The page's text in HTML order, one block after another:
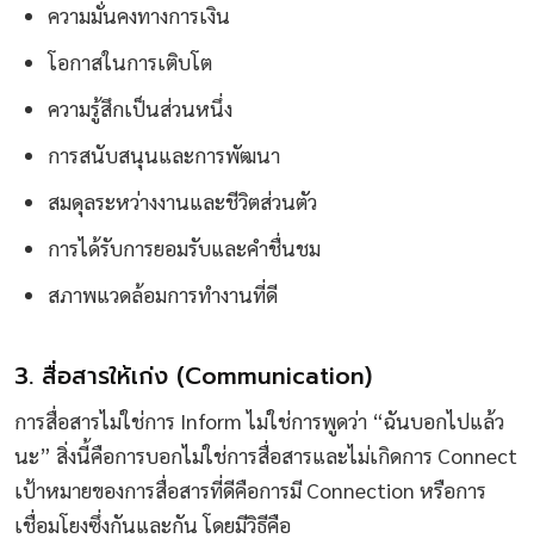
ความมั่นคงทางการเงิน
โอกาสในการเติบโต
ความรู้สึกเป็นส่วนหนึ่ง
การสนับสนุนและการพัฒนา
สมดุลระหว่างงานและชีวิตส่วนตัว
การได้รับการยอมรับและคำชื่นชม
สภาพแวดล้อมการทำงานที่ดี
3. สื่อสารให้เก่ง (Communication)
การสื่อสารไม่ใช่การ Inform ไม่ใช่การพูดว่า “ฉันบอกไปแล้ว
นะ” สิ่งนี้คือการบอกไม่ใช่การสื่อสารและไม่เกิดการ Connect
เป้าหมายของการสื่อสารที่ดีคือการมี Connection หรือการ
เชื่อมโยงซึ่งกันและกัน โดยมีวิธีคือ